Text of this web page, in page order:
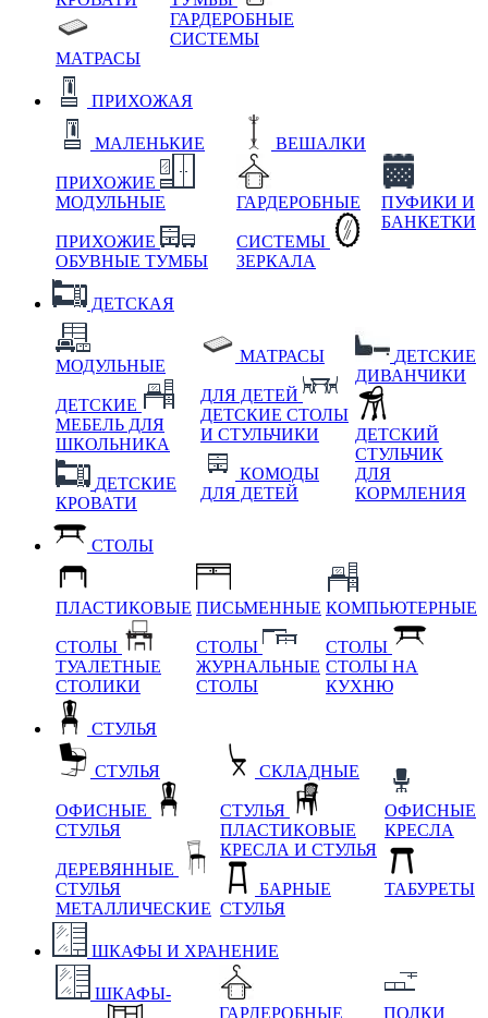
МАТРАСЫ
ГАРДЕРОБНЫЕ
СИСТЕМЫ
ПРИХОЖАЯ
МАЛЕНЬКИЕ
ПРИХОЖИЕ
МОДУЛЬНЫЕ
ПРИХОЖИЕ
ОБУВНЫЕ ТУМБЫ
ВЕШАЛКИ
ГАРДЕРОБНЫЕ
СИСТЕМЫ
ЗЕРКАЛА
ПУФИКИ И
БАНКЕТКИ
ДЕТСКАЯ
МОДУЛЬНЫЕ
ДЕТСКИЕ
МЕБЕЛЬ ДЛЯ
ШКОЛЬНИКА
ДЕТСКИЕ
КРОВАТИ
МАТРАСЫ
ДЛЯ ДЕТЕЙ
ДЕТСКИЕ СТОЛЫ
И СТУЛЬЧИКИ
КОМОДЫ
ДЛЯ ДЕТЕЙ
ДЕТСКИЕ
ДИВАНЧИКИ
ДЕТСКИЙ
СТУЛЬЧИК
ДЛЯ
КОРМЛЕНИЯ
СТОЛЫ
ПЛАСТИКОВЫЕ
СТОЛЫ
ТУАЛЕТНЫЕ
СТОЛИКИ
ПИСЬМЕННЫЕ
СТОЛЫ
ЖУРНАЛЬНЫЕ
СТОЛЫ
КОМПЬЮТЕРНЫЕ
СТОЛЫ
СТОЛЫ НА
КУХНЮ
СТУЛЬЯ
СТУЛЬЯ
ОФИСНЫЕ
СТУЛЬЯ
ДЕРЕВЯННЫЕ
СТУЛЬЯ
МЕТАЛЛИЧЕСКИЕ
СКЛАДНЫЕ
СТУЛЬЯ
ПЛАСТИКОВЫЕ
КРЕСЛА И СТУЛЬЯ
БАРНЫЕ
СТУЛЬЯ
ОФИСНЫЕ
КРЕСЛА
ТАБУРЕТЫ
ШКАФЫ И ХРАНЕНИЕ
ШКАФЫ-
ГАРДЕРОБНЫЕ
ПОЛКИ